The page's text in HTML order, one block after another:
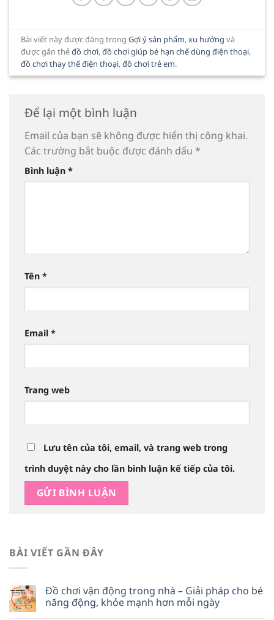
Bài viết này được đăng trongGợi ý sản phẩm,xu hướng và
được gắn thẻđồ chơi,đồ chơi giúp bé hạn chế dùng điện thoại,
đồ chơi thay thế điện thoại,đồ chơi trẻ em.
Để lại một bình luận
Email của bạn sẽ không được hiển thị công khai.
Các trường bắt buộc được đánh dấu *
Bình luận *
Tên *
Email *
Trang web
Lưu tên của tôi, email, và trang web trong
trình duyệt này cho lần bình luận kế tiếp của tôi.
BÀI VIẾT GẦN ĐÂY
Đồ chơi vận động trong nhà – Giải pháp cho bé
năng động, khỏe mạnh hơn mỗi ngày